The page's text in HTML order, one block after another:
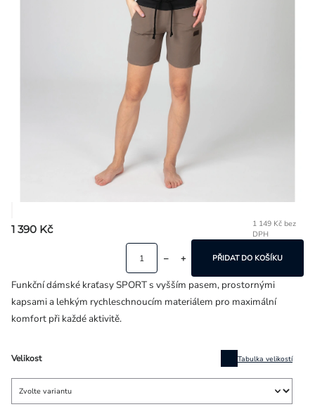
1 390 Kč
1 149 Kč bez
DPH
Velikost Tabulka velikostí
PŘIDAT DO KOŠÍKU
Funkční dámské kraťasy SPORT s vyšším pasem, prostornými
kapsami a lehkým rychleschnoucím materiálem pro maximální
komfort při každé aktivitě.